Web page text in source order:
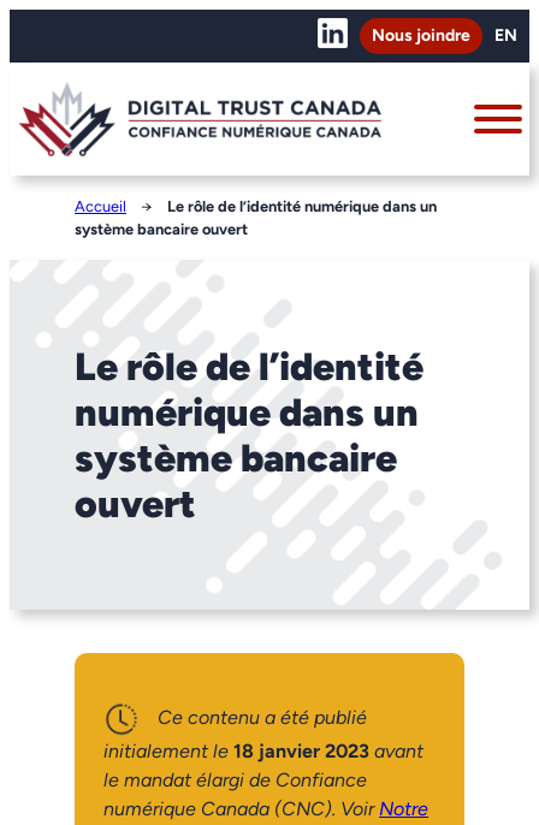
Nous joindre EN
Accueil → Le rôle de l’identité numérique dans un
système bancaire ouvert
Le rôle de l’identité
numérique dans un
système bancaire
ouvert
Ce contenu a été publié
initialement le18 janvier 2023 avant
le mandat élargi de Confiance
numérique Canada (CNC). VoirNotre